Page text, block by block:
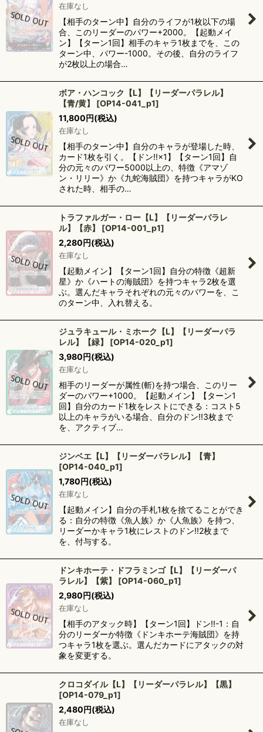
在庫なし
【相手のターン中】自分のライフが1枚以下の場
合、このリーダーのパワー+2000。【起動メイ
ン】【ターン1回】相手のキャラ1枚までを、この
ターン中、パワー-1000。その後、自分のライフ
が2枚以上の場合…
ボア・ハンコック【L】【リーダーパラレル】
【青/黄】
[OP14-041_p1]
11,800円(税込)
在庫なし
【相手のターン中】自分のキャラが登場した時、
カード1枚を引く。【ドン!!×1】【ターン1回】自
分の元々のパワー5000以上の、特徴《アマゾ
ン・リリー》か《九蛇海賊団》を持つキャラがKO
された時、相手の…
トラファルガー・ロー【L】【リーダーパラレ
ル】【赤】
[OP14-001_p1]
2,280円(税込)
在庫なし
【起動メイン】【ターン1回】自分の特徴《超新
星》か《ハートの海賊団》を持つキャラ2枚を選
ぶ。選んだキャラそれぞれの元々のパワーを、こ
のターン中、入れ替える。
ジュラキュール・ミホーク【L】【リーダーパラ
レル】【緑】
[OP14-020_p1]
3,980円(税込)
在庫なし
相手のリーダーが属性(斬)を持つ場合、このリー
ダーのパワー+1000。【起動メイン】【ターン1
回】自分のカード1枚をレストにできる：コスト5
以上のキャラがいる場合、自分のドン!!3枚まで
を、アクティブ…
ジンベエ【L】【リーダーパラレル】【青】
[OP14-040_p1]
1,780円(税込)
在庫なし
【起動メイン】自分の手札1枚を捨てることができ
る：自分の特徴《魚人族》か《人魚族》を持つ、
リーダーかキャラ1枚にレストのドン!!2枚まで
を、付与する。
ドンキホーテ・ドフラミンゴ【L】【リーダーパ
ラレル】【紫】
[OP14-060_p1]
2,980円(税込)
在庫なし
【相手のアタック時】【ターン1回】ドン!!-1：自
分のリーダーか特徴《ドンキホーテ海賊団》を持
つキャラ1枚を選ぶ。選んだカードにアタックの対
象を変更する。
クロコダイル【L】【リーダーパラレル】【黒】
[OP14-079_p1]
2,480円(税込)
在庫なし